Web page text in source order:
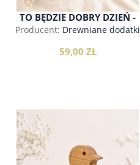
TO BĘDZIE DOBRY DZIEŃ -
WIELKANOCNY BOX
Producent: Drewniane dodatki
59,00 ZŁ
do koszyka